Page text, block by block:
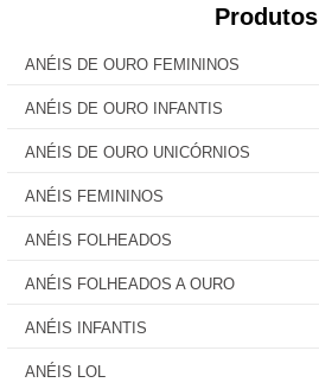
Produtos
ANÉIS DE OURO FEMININOS
ANÉIS DE OURO INFANTIS
ANÉIS DE OURO UNICÓRNIOS
ANÉIS FEMININOS
ANÉIS FOLHEADOS
ANÉIS FOLHEADOS A OURO
ANÉIS INFANTIS
ANÉIS LOL